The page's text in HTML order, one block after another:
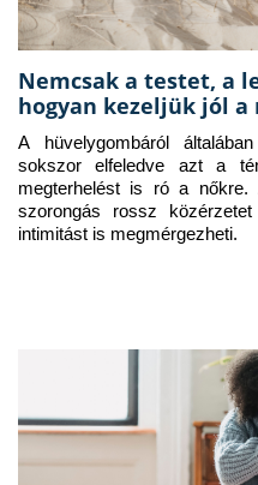
Nemcsak a testet, a
hogyan kezeljük jól a
A hüvelygombáról
sokszor elfeledve azt a
megterhelést is ró a
szorongás rossz
intimitást is megmérgezheti.